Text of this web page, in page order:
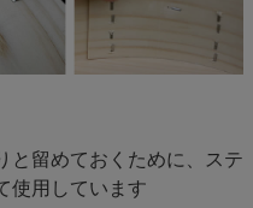
と留めておくために、ステ
使用しています